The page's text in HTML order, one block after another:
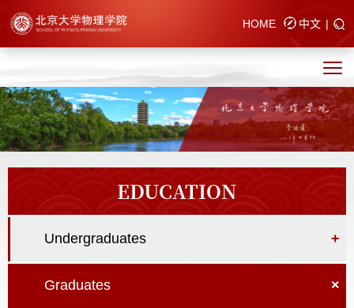
HOME 中文 |
EDUCATION
Undergraduates +
Graduates ×